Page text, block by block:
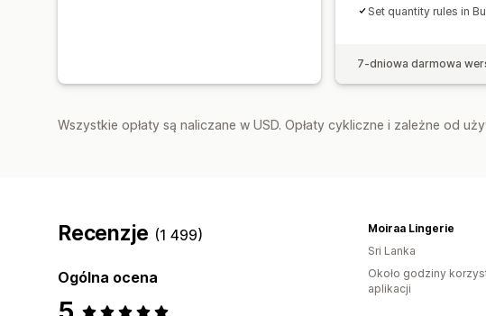
Set quantity rules in
7-dniowa darmowa
Wszystkie opłaty są naliczane w USD. Opłaty cykliczne i zależne od
Recenzje (1 499)
Ogólna ocena
Moiraa Lingerie
Sri Lanka
Około godziny
aplikacji